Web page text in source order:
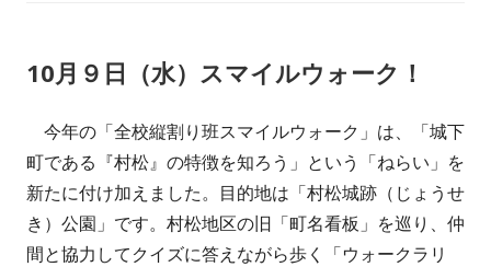
10月９日（水）スマイルウォーク！
今年の「全校縦割り班スマイルウォーク」は、「城下
町である『村松』の特徴を知ろう」という「ねらい」を
新たに付け加えました。目的地は「村松城跡（じょうせ
き）公園」です。村松地区の旧「町名看板」を巡り、仲
間と協力してクイズに答えながら歩く「ウォークラリ